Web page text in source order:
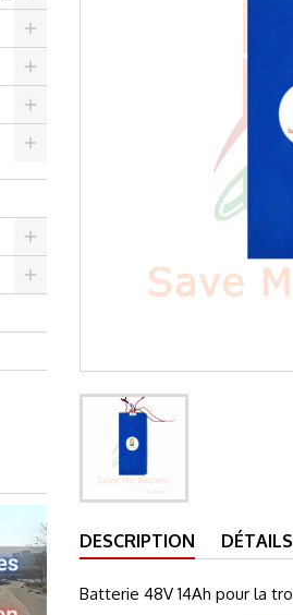
DESCRIPTION
Batterie 48V 14Ah pour la